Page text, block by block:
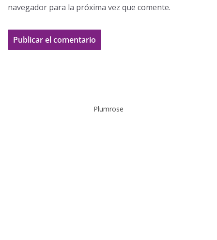
navegador para la próxima vez que comente.
Plumrose